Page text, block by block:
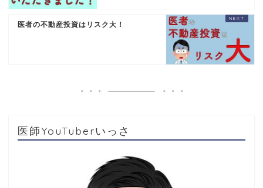
医者の不動産投資はリスク大！
医師YouTuberいっさ